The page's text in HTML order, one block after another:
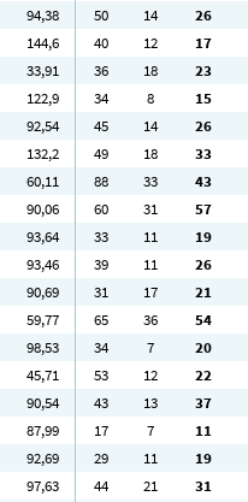
94,38 50 14 26
144,6 40 12 17
33,91 36 18 23
122,9 34 8 15
92,54 45 14 26
132,2 49 18 33
60,11 88 33 43
90,06 60 31 57
93,64 33 11 19
93,46 39 11 26
90,69 31 17 21
59,77 65 36 54
98,53 34 7 20
45,71 53 12 22
90,54 43 13 37
87,99 17 7 11
92,69 29 11 19
97,63 44 21 31